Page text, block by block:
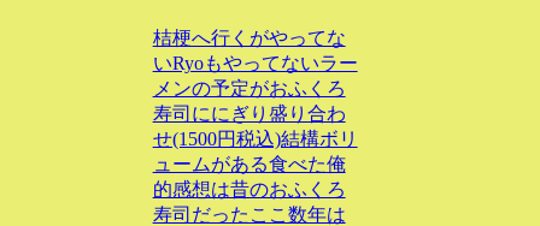
桔梗へ行くがやってな
いRyoもやってないラー
メンの予定がおふくろ
寿司ににぎり盛り合わ
せ(1500円税込)結構ボリ
ュームがある食べた俺
的感想は昔のおふくろ
寿司だったここ数年は